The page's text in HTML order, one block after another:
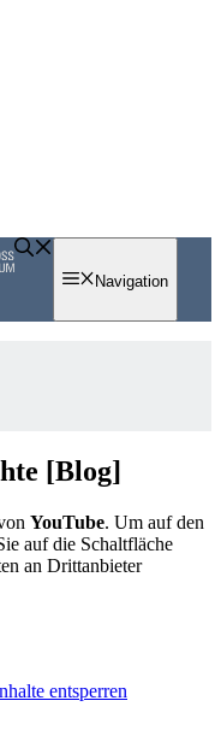
Navigation
[Blog]
YouTube. Um auf den
auf die Schaltfläche
an Drittanbieter
entsperren